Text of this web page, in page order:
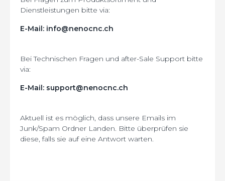
Dienstleistungen bitte via:
E-Mail: info@nenocnc.ch
Bei Technischen Fragen und after-Sale Support bitte
via:
E-Mail: support@nenocnc.ch
Aktuell ist es möglich, dass unsere Emails im
Junk/Spam Ordner Landen. Bitte überprüfen sie
diese, falls sie auf eine Antwort warten.